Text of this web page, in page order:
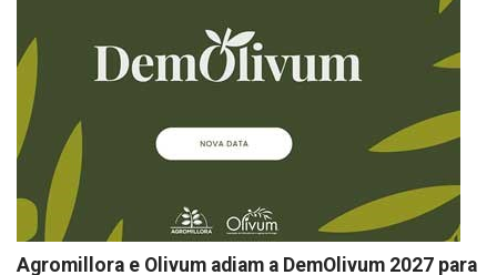
Agromillora e Olivum adiam a DemOlivum 2027 para